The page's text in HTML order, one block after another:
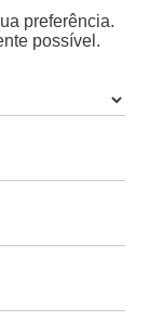
preferência.
possível.